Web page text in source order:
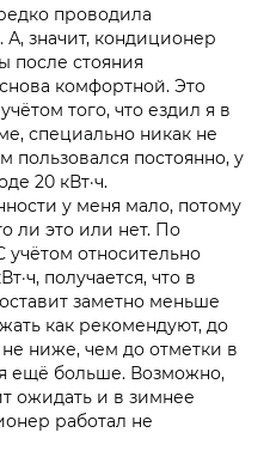
проводила
А, значит, кондиционер
после стояния
комфортной. Это
того, что ездил я в
специально никак не
постоянно, у
20 кВт·ч.
у меня мало, потому
ли это или нет. По
относительно
получается, что в
заметно меньше
как рекомендуют, до
ниже, чем до отметки в
ещё больше. Возможно,
ожидать и в зимнее
работал не